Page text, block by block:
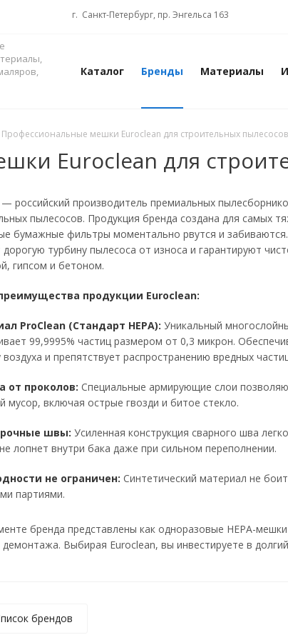
г. Санкт-Петербург, пр. Энгельса 163
Каталог Бренды Материалы
Профессиональные мешки Euroclean для строительных пылесосов
Euroclean для
— российский производитель премиальных
пылесосов. Продукция бренда создана для самых
бумажные фильтры моментально рвутся и
турбину пылесоса от износа и гарантируют
гипсом и бетоном.
продукции Euroclean:
ProClean (Стандарт HEPA): Уникальный
99,9995% частиц размером от 0,3 микрон.
воздуха и препятствует распространению вредных
от проколов: Специальные армирующие слои
мусор, включая острые гвозди и битое стекло.
швы: Усиленная конструкция сварного шва
лопнет внутри бака даже при сильном переполнении.
не ограничен: Синтетический материал не
партиями.
бренда представлены как одноразовые HEPA-
Выбирая Euroclean, вы инвестируете в
брендов